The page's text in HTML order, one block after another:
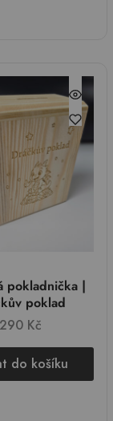
pokladnička |
poklad
290 Kč
do košíku